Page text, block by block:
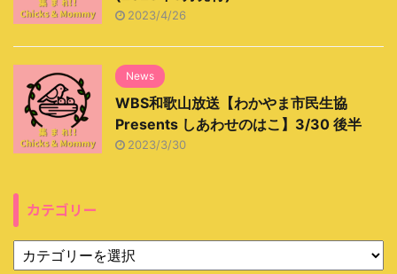
2023/4/26
News
WBS和歌山放送【わかやま市民生協
Presents しあわせのはこ】3/30 後半
2023/3/30
カテゴリー